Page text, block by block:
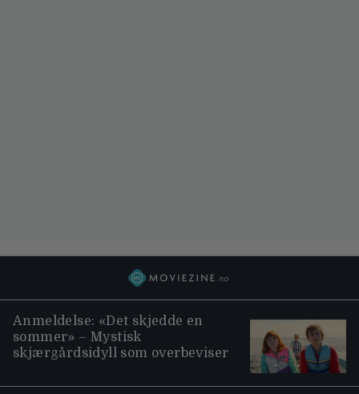
Anmeldelse: «Det skjedde en
sommer» – Mystisk
skjærgårdsidyll som overbeviser